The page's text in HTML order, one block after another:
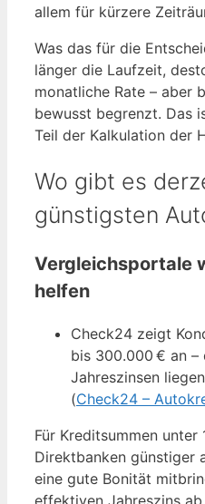
allem für kürzere
Was das für die
länger die Laufzeit,
monatliche Rate – aber
bewusst begrenzt. Das
Teil der Kalkulation der
Wo gibt es
günstigsten
Vergleichsportale
helfen
Check24 zeigt
bis 300.000 € an
Jahreszinsen
(Check24 –
Für Kreditsummen
Direktbanken günstiger
eine gute Bonität